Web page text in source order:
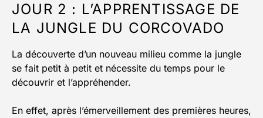
JOUR 2 : L’APPRENTISSAGE DE
LA JUNGLE DU CORCOVADO
La découverte d’un nouveau milieu comme la jungle
se fait petit à petit et nécessite du temps pour le
découvrir et l’appréhender.
En effet, après l’émerveillement des premières heures,